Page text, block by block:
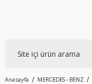
Anasayfa MERCEDES - BENZ